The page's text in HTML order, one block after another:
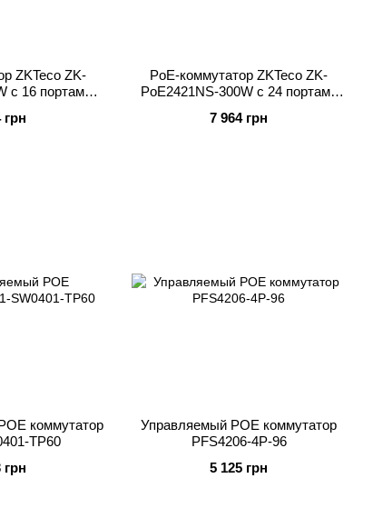
ZKTeco ZK-
с 16 портами
грн
PoE-коммутатор ZKTeco ZK-
PoE2421NS-300W с 24 портами
7 964 грн
коммутатор
TP60
грн
Управляемый POE коммутатор
PFS4206-4P-96
5 125 грн